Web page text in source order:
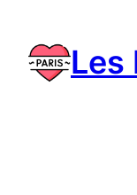
content
Les